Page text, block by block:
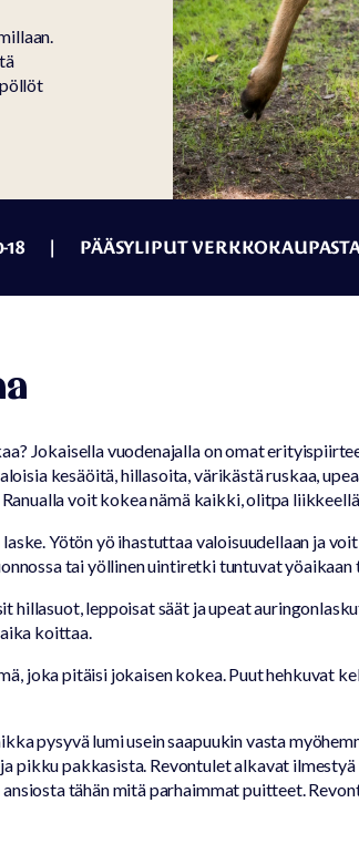
18 | PÄÄSYLIPUT
Jokaisella vuodenajalla on omat
kesäöitä, hillasoita, värikästä ruskaa,
voit kokea nämä kaikki, olitpa
Yötön yö ihastuttaa valoisuudellaan ja
tai yöllinen uintiretki tuntuvat yöaikaan
hillasuot, leppoisat säät ja upeat
koittaa.
joka pitäisi jokaisen kokea. Puut hehkuvat
pysyvä lumi usein saapuukin vasta
pikku pakkasista. Revontulet alkavat
tähän mitä parhaimmat puitteet.